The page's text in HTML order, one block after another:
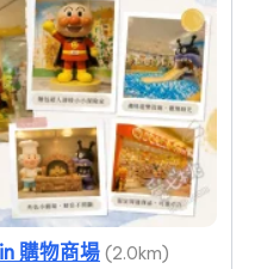
購物商場 (2.0km)